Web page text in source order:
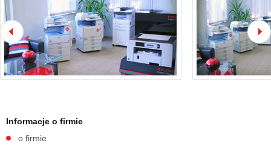
Informacje o firmie
o firmie